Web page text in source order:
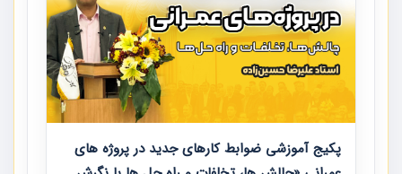
پکیج آموزشی ضوابط کارهای جدید در پروژه های